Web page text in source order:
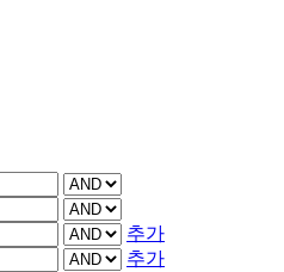
추가
추가